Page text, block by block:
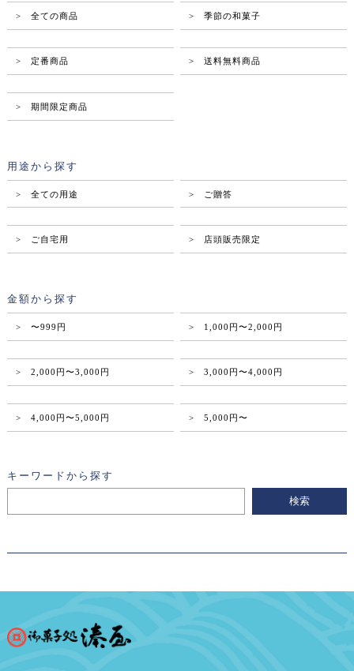
> 全ての商品 > 季節の和菓子
> 定番商品 > 送料無料商品
> 期間限定商品
用途から探す
> 全ての用途 > ご贈答
> ご自宅用 > 店頭販売限定
金額から探す
> 〜999円 > 1,000円〜2,000円
> 2,000円〜3,000円 > 3,000円〜4,000円
> 4,000円〜5,000円 > 5,000円〜
キーワードから探す